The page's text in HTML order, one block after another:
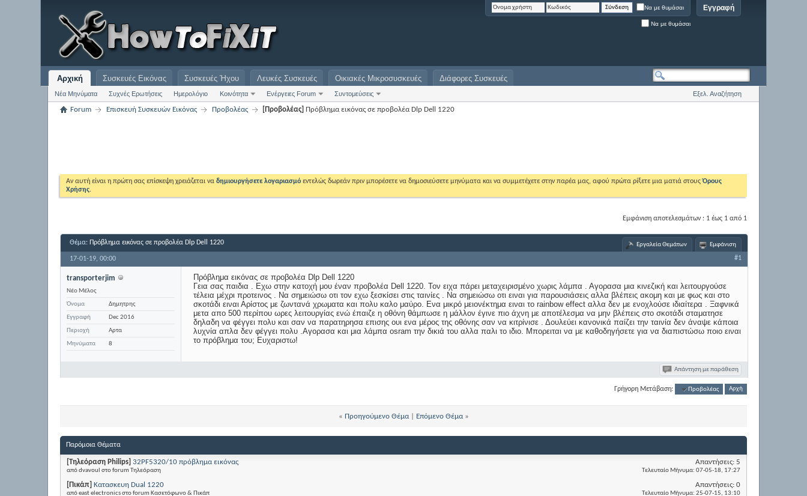
Εγγραφή
Να με θυμάσαι
Να με θυμάσαι
Αρχική
Νέα Μηνύματα Συχνές Ερωτήσεις Ημερολόγιο Κοινότητα Ενέργειες Forum Συντομεύσεις
Συσκευές Εικόνας Συσκευές Ήχου Λευκές Συσκευές Οικιακές Μικροσυσκευές Διάφορες Συσκευές
Εξελ. Αναζήτηση
Forum Επισκευή Συσκευών Εικόνας Προβολέας [Προβολέας] Πρόβλημα εικόνας σε προβολέα Dlp Dell 1220
Αν αυτή είναι η πρώτη σας επίσκεψη χρειάζεται ναδημιουργήσετε λογαριασμό εντελώς δωρεάν πριν μπορέσετε να δημοσιεύσετε μηνύματα και να συμμετέχετε στην παρέα μας, αφού πρώτα ρίξετε μια ματιά στουςΌρους
Χρήσης.
Εμφάνιση αποτελεσμάτων : 1 έως 1 από 1
Θέμα: Πρόβλημα εικόνας σε προβολέα Dlp Dell 1220 Εργαλεία Θεμάτων Εμφάνιση
17-01-19,00:00 #1
transporterjim
Νέο Μέλος
Όνομα
Δημητρης
Εγγραφή
Dec 2016
Περιοχή
Αρτα
Μηνύματα
8
Πρόβλημα εικόνας σε προβολέα Dlp Dell 1220
Γεια σας παιδια . Εχω στην κατοχή μου έναν προβολέα Dell 1220. Τον ειχα πάρει μεταχειρισμένο χωρις λάμπα . Αγορασα μια κινεζική και λειτουργούσε
τέλεια μέχρι προτεινος . Να σημειώσω οτι τον εχω ξεσκίσει στις ταινίες . Να σημειώσω οτι ειναι για παρουσιάσεις αλλα βλέπεις ακομη και με φως και στο
σκοτάδι ειναι Αρίστος με ζωντανά χρωματα και πολυ καλο μαύρο. Ενα μικρό μειονέκτημα ειναι το rainbow effect αλλα δεν με ενοχλούσε ιδιαίτερα . Ξαφνικά
μετα απο 500 περίπου ωρες λειτουργίας ενώ έπαιζε η οθόνη θάμπωσε η μάλλον έγινε πιο άχνη με αποτέλεσμα να μην βλέπεις στο σκοτάδι σταματησε
δηλαδη να φέγγει πολυ και σαν να παρατηρησα επισης ουι ενα μέρος της οθόνης σαν να κιτρίνισε . Δουλεύει κανονικά παίζει την ταινία δεν άναψε κάποια
λυχνία απλα δεν φέγγει πολυ .Αγορασα και μια λάμπα osram την δικιά του αλλα παλι το ιδιο. Μπορειται να με καθοδηγήσετε για να διαπιστώσω ποιο ειναι
το πρόβλημα του; Ευχαριστω!
Απάντηση με παράθεση
Γρήγορη Μετάβαση: Προβολέας Αρχή
« Προηγούμενο Θέμα| Επόμενο Θέμα »
Παρόμοια Θέματα
[Τηλεόραση Philips] 32PF5320/10 πρόβλημα εικόνας
από dvavoul στο forum Τηλεόραση
Απαντήσεις:5
Τελευταίο Μήνυμα: 07-05-18, 17:27
[Πικάπ] Κατασκευη Dual 1220
από east electronics στο forum Κασετόφωνο & Πικάπ
Απαντήσεις:0
Τελευταίο Μήνυμα: 25-07-15, 13:10